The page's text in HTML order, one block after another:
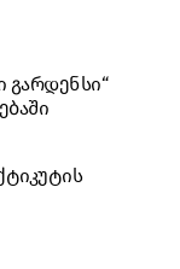
გარდენსი“